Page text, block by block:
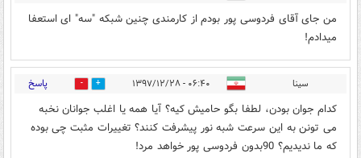
من جای آقای فردوسی پور بودم از کارمندی چنین شبکه "سه" ای استعفا
میدادم!
سینا ۰۶:۴۰ - ۱۳۹۷/۱۲/۲۸ 38 پاسخ
کدام جوان بودن، لطفا بگو حامیش کیه؟ آیا همه یا اغلب جوانان نخبه
می تونن به این سرعت شبه نور پیشرفت کنند؟ تغییرات مثبت چی بوده
که ما ندیدیم؟ 90بدون فردوسی پور خواهد مرد!